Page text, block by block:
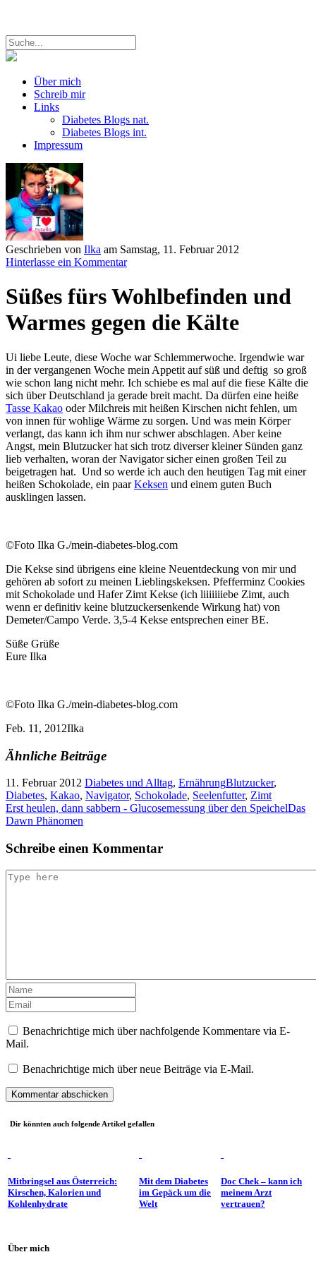
Über mich
Schreib mir
Links
Diabetes Blogs nat.
Diabetes Blogs int.
Impressum
Geschrieben von Ilka am Samstag, 11. Februar 2012
Hinterlasse ein Kommentar
Süßes fürs Wohlbefinden und
Warmes gegen die Kälte
Ui liebe Leute, diese Woche war Schlemmerwoche. Irgendwie war
in der vergangenen Woche mein Appetit auf süß und deftig so groß
wie schon lang nicht mehr. Ich schiebe es mal auf die fiese Kälte die
sich über Deutschland ja gerade breit macht. Da dürfen eine heiße
Tasse Kakao oder Milchreis mit heißen Kirschen nicht fehlen, um
von innen für wohlige Wärme zu sorgen. Und was mein Körper
verlangt, das kann ich ihm nur schwer abschlagen. Aber keine
Angst, mein Blutzucker hat sich trotz diverser kleiner Sünden ganz
lieb verhalten, woran der Navigator sicher einen großen Teil zu
beigetragen hat. Und so werde ich auch den heutigen Tag mit einer
heißen Schokolade, ein paarKeksen und einem guten Buch
ausklingen lassen.
©Foto Ilka G./mein-diabetes-blog.com
Die Kekse sind übrigens eine kleine Neuentdeckung von mir und
gehören ab sofort zu meinen Lieblingskeksen. Pfefferminz Cookies
mit Schokolade und Hafer Zimt Kekse (ich liiiiiiiebe Zimt, auch
wenn er definitiv keine blutzuckersenkende Wirkung hat) von
Demeter/Campo Verde. 3,5-4 Kekse entsprechen einer BE.
Süße Grüße
Eure Ilka
©Foto Ilka G./mein-diabetes-blog.com
Feb. 11, 2012Ilka
Ähnliche Beiträge
11. Februar 2012 Diabetes und Alltag, ErnährungBlutzucker,
Diabetes, Kakao, Navigator, Schokolade, Seelenfutter, Zimt
Erst heulen, dann sabbern - Glucosemessung über den SpeichelDas
Dawn Phänomen
Schreibe einen Kommentar
Benachrichtige mich über nachfolgende Kommentare via E-
Mail.
Benachrichtige mich über neue Beiträge via E-Mail.
Dir könnten auch folgende Artikel gefallen
Mitbringsel aus Österreich:
Kirschen, Kalorien und
Kohlenhydrate
Mit dem Diabetes
im Gepäck um die
Welt
Doc Chek – kann ich
meinem Arzt
vertrauen?
Über mich